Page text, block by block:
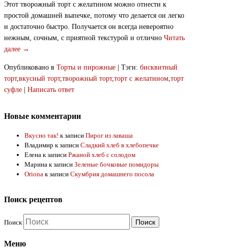
Этот творожный торт с желатином можно отнести к
простой домашней выпечке, потому что делается он легко
и достаточно быстро. Получается он всегда невероятно
нежным, сочным, с приятной текстурой и отлично Читать
далее →
Опубликовано в Торты и пирожные Тэги: бисквитный
торт,вкусный торт,творожный торт,торт с желатином,торт
суфле
Написать ответ
Новые комментарии
Вкусно так! к записи Пирог из лаваша
Владимир к записи Сладкий хлеб в хлебопечке
Елена к записи Ржаной хлеб с солодом
Марина к записи Зеленые бочковые помидоры
Oriona к записи Скумбрия домашнего посола
Поиск рецептов
Поиск
Меню